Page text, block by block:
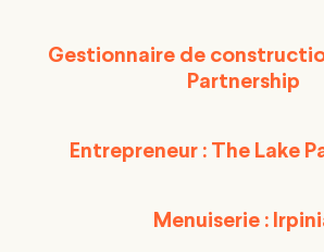
Gestionnaire de
Partnership
Entrepreneur : The Lake
Menuiserie :